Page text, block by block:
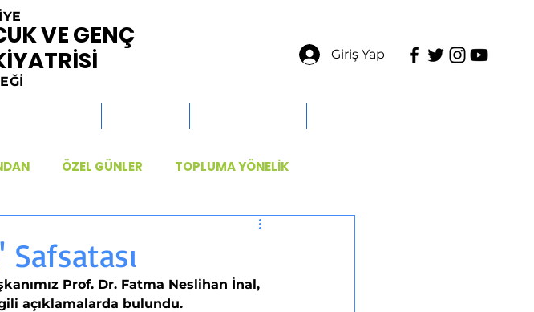
VE GENÇ
Giriş Yap
ÖZEL GÜNLER TOPLUMA YÖNELİK
Safsatası
Prof. Dr. Fatma Neslihan İnal,
açıklamalarda bulundu.